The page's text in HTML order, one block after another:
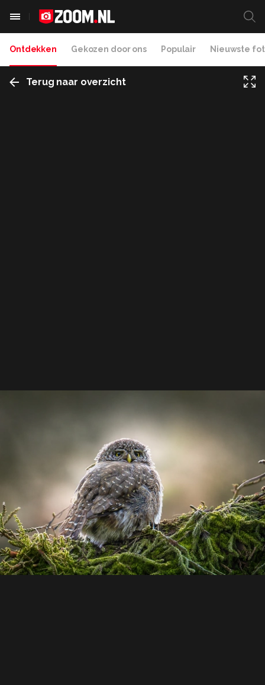
Ontdekken Gekozen door ons Populair Nieuwste
Terug naar overzicht